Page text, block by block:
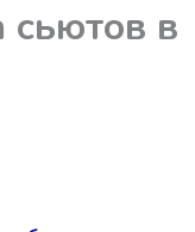
в